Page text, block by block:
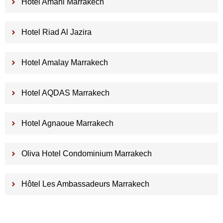
Hotel Amani Marrakech
Hotel Riad Al Jazira
Hotel Amalay Marrakech
Hotel AQDAS Marrakech
Hotel Agnaoue Marrakech
Oliva Hotel Condominium Marrakech
Hôtel Les Ambassadeurs Marrakech